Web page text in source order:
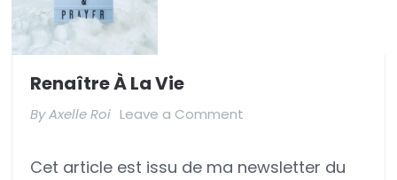
Renaître À La Vie
ByAxelle Roi Leave a Comment
à
Cet article est issu de ma newsletter du